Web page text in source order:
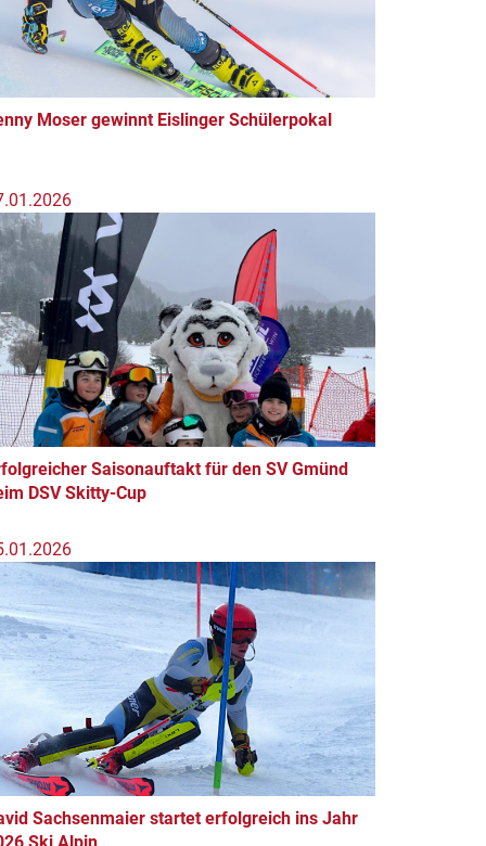
Moser gewinnt Eislinger Schülerpokal
Saisonauftakt für den SV Gmünd
DSV Skitty-Cup
Sachsenmaier startet erfolgreich ins Jahr